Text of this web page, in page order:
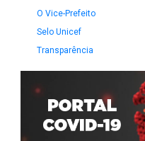
O Vice-Prefeito
Selo Unicef
Transparência